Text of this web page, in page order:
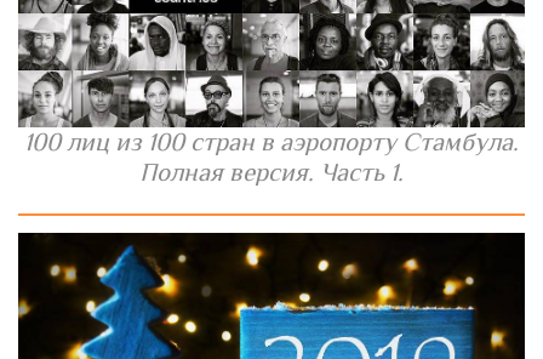
100 лиц из 100 стран в аэропорту Стамбула.
Полная версия. Часть 1.